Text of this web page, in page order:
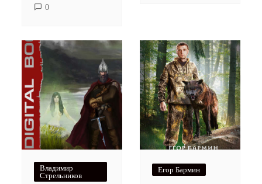
0
Владимир
Стрельников
Егор Бармин